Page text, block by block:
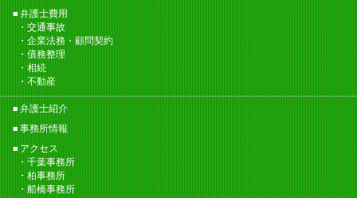
弁護士費用
交通事故
企業法務・顧問契約
債務整理
相続
不動産
弁護士紹介
事務所情報
アクセス
千葉事務所
柏事務所
船橋事務所